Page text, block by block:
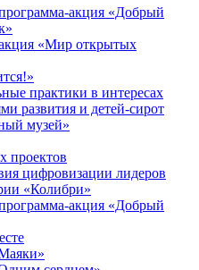
акция «Добрый
«Мир открытых
практики в интересах
развития и детей-сирот
музей»
проектов
цифровизации лидеров
«Колибри»
акция «Добрый